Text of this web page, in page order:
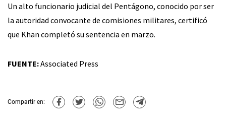
Un alto funcionario judicial del Pentágono, conocido por ser
la autoridad convocante de comisiones militares, certificó
que Khan completó su sentencia en marzo.
FUENTE:Associated Press
Compartir en: